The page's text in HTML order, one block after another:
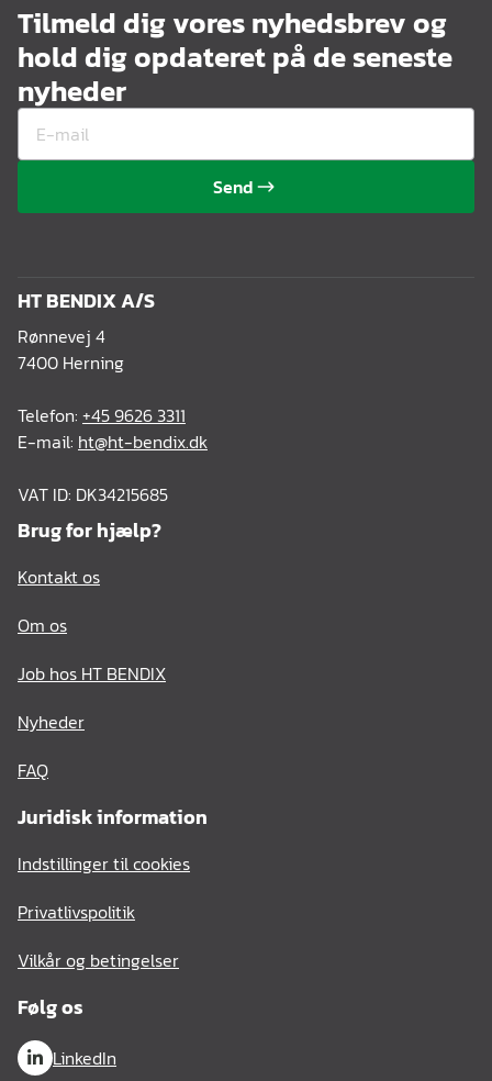
Tilmeld dig vores nyhedsbrev og
hold dig opdateret på de seneste
nyheder
Send
HT BENDIX A/S
Rønnevej 4
7400 Herning
Telefon: +45 9626 3311
E-mail: ht@ht-bendix.dk
VAT ID: DK34215685
Brug for hjælp?
Kontakt os
Om os
Job hos HT BENDIX
Nyheder
FAQ
Juridisk information
Indstillinger til cookies
Privatlivspolitik
Vilkår og betingelser
Følg os
LinkedIn